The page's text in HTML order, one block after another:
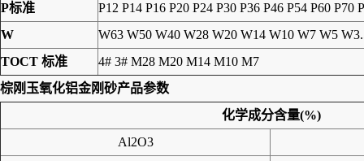
P标准
P12 P14 P16 P20 P24 P30 P36 P46 P54 P60 P70
W
W63 W50 W40 W28 W20 W14 W10 W7 W5
TOCT 标准
4# 3# M28 M20 M14 M10 M7
棕刚玉氧化铝金刚砂产品参数
化学成分含量(%)
Al2O3